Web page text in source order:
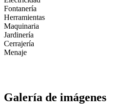
Fontanería
Herramientas
Maquinaria
Jardinería
Cerrajería
Menaje
Galería de imágenes